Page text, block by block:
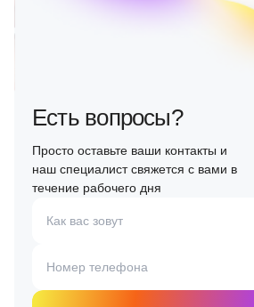
Есть вопросы?
Просто оставьте ваши контакты и
наш специалист свяжется с вами в
течение рабочего дня
Как вас зовут
Номер телефона